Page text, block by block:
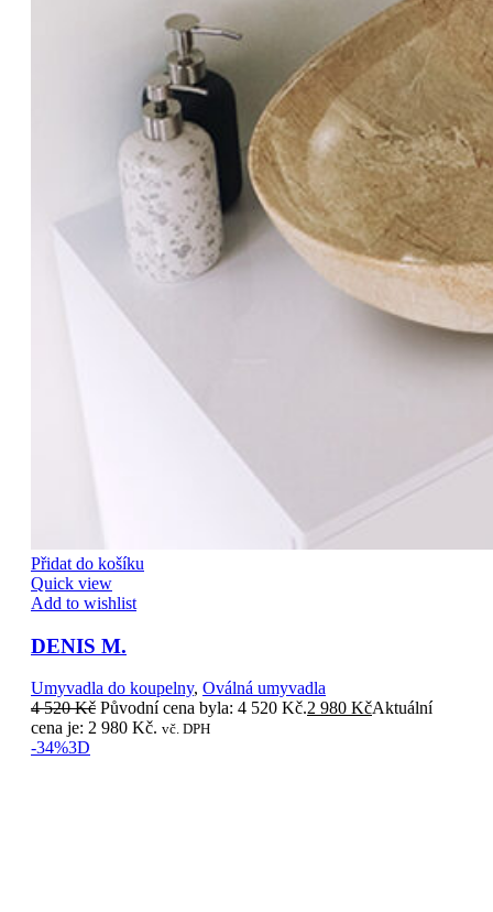
Přidat do košíku
Quick view
Add to wishlist
DENIS M.
Umyvadla do koupelny, Oválná umyvadla
4 520Kč Původní cena byla: 4 520 Kč.2 980 KčAktuální
cena je: 2 980 Kč. vč. DPH
-34%3D